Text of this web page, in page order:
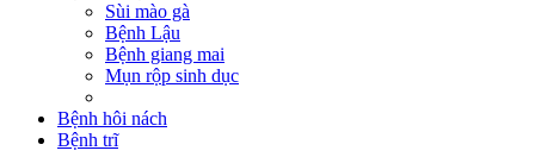
Sùi mào gà
Bệnh Lậu
Bệnh giang mai
Mụn rộp sinh dục
Bệnh hôi nách
Bệnh trĩ